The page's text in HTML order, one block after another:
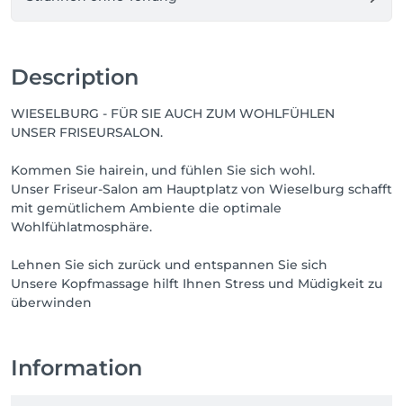
Description
WIESELBURG - FÜR SIE AUCH ZUM WOHLFÜHLEN
UNSER FRISEURSALON.
Kommen Sie hairein, und fühlen Sie sich wohl.
Unser Friseur-Salon am Hauptplatz von Wieselburg schafft
mit gemütlichem Ambiente die optimale
Wohlfühlatmosphäre.
Lehnen Sie sich zurück und entspannen Sie sich
Unsere Kopfmassage hilft Ihnen Stress und Müdigkeit zu
überwinden
Information